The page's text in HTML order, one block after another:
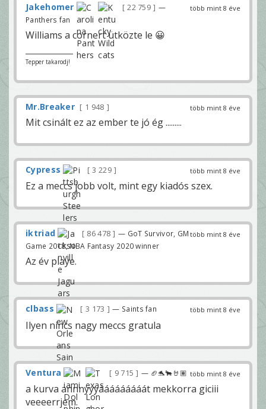
több mint 8 éve
Jakehomer 22 759
—
Panthers fan
Williams a cornert ütközte le 😀
Tepper takarodj!
több mint 8 éve
Mr.Breaker 1 948
Mit csinált ez az ember te jó ég .........
több mint 8 éve
Cypress 3 229
Ez a meccs jobb volt, mint egy kiadós szex.
több mint 8 éve
iktriad 86 478
— GoT Survivor, GM
Game 2018, NBA Fantasy 2020 winner
Az év playe.
több mint 8 éve
clbass 3 173 — Saints fan
Ilyen nincs nagy meccs gratula
több mint 8 éve
Ventura 9 715 — 🏈🐬🐂🤘🏽
a kurva annnyyyááááááááát mekkorra giciii
veeeerrjem.